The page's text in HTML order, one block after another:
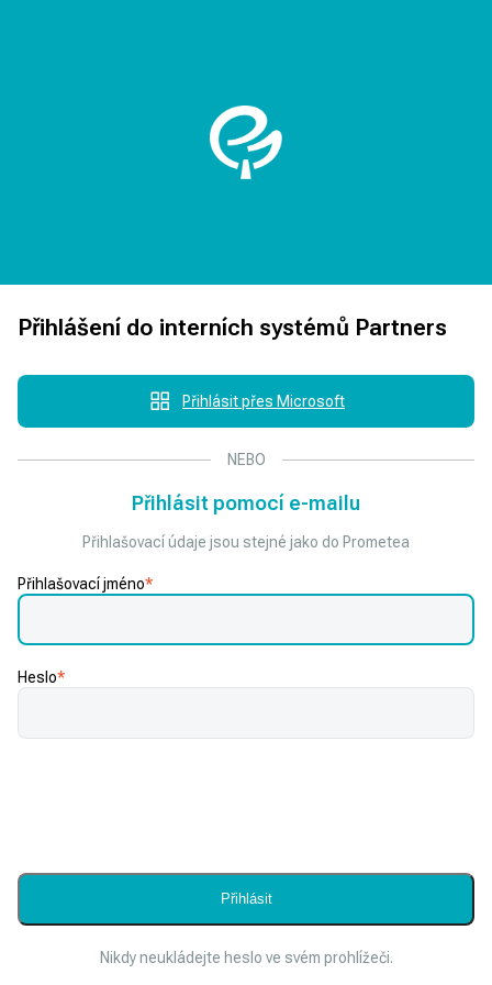
Přihlášení do interních systémů Partners
Přihlásit přes Microsoft
NEBO
Přihlásit pomocí e-mailu
Přihlašovací údaje jsou stejné jako do Prometea
Přihlašovací jméno*
Heslo*
Nikdy neukládejte heslo ve svém prohlížeči.